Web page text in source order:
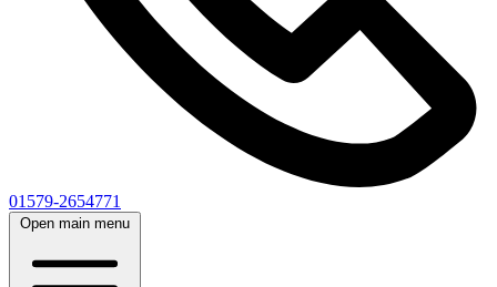
01579-2654771
Open main menu